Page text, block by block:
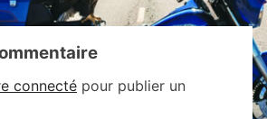
connecté pour publier un